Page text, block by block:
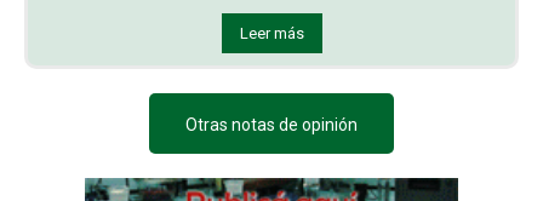
Leer más
Otras notas de opinión